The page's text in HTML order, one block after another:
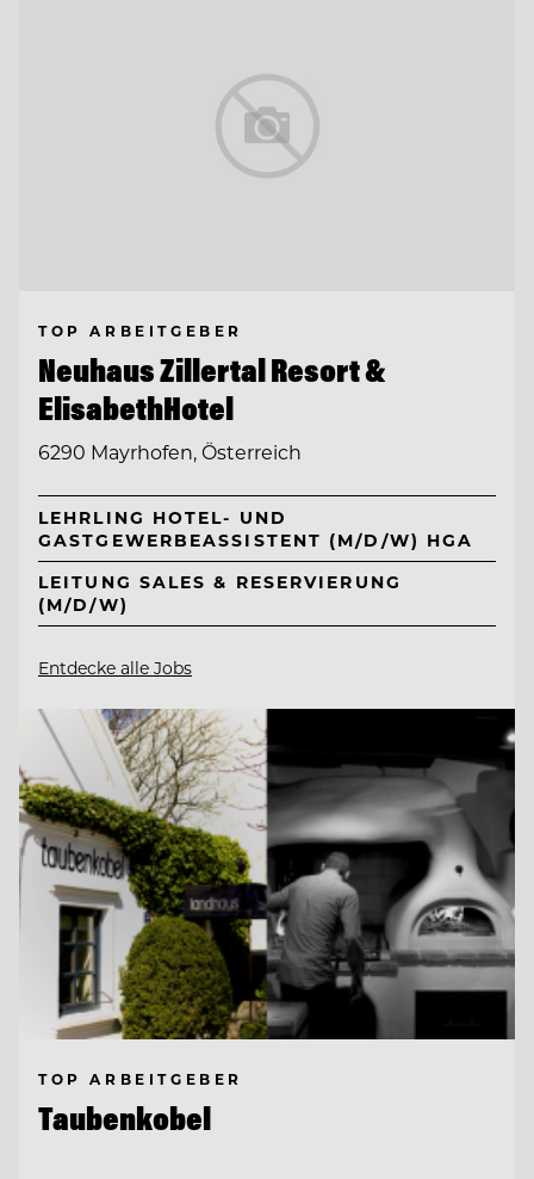
TOP ARBEITGEBER
Neuhaus Zillertal Resort &
ElisabethHotel
6290 Mayrhofen, Österreich
LEHRLING HOTEL- UND
GASTGEWERBEASSISTENT (M/D/W) HGA
LEITUNG SALES & RESERVIERUNG
(M/D/W)
Entdecke alle Jobs
TOP ARBEITGEBER
Taubenkobel